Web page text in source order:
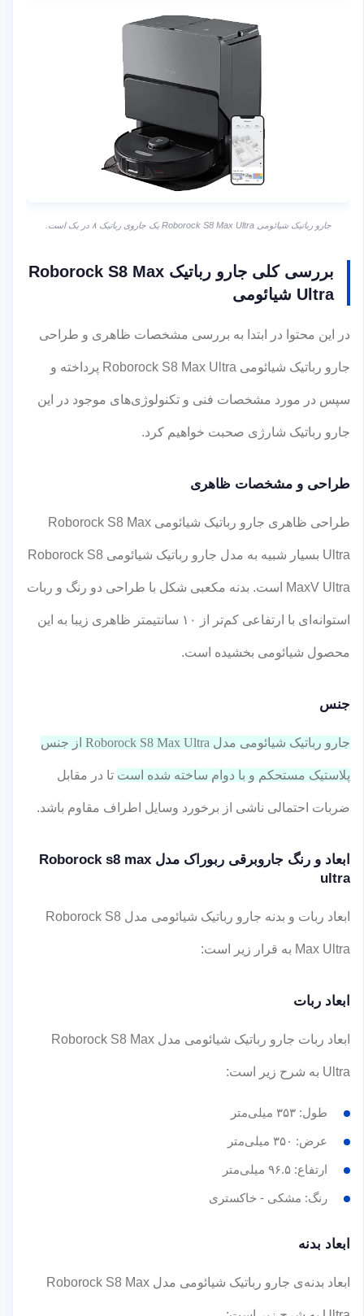
جارو رباتیک شیائومی Roborock S8 Max Ultra یک جاروی رباتیک ۸ در یک است.
بررسی کلی جارو رباتیک Roborock S8 Max
Ultra شیائومی
در این محتوا در ابتدا به بررسی مشخصات ظاهری و طراحی
جارو رباتیک شیائومی Roborock S8 Max Ultra پرداخته و
سپس در مورد مشخصات فنی و تکنولوژی‌های موجود در این
جارو رباتیک شارژی صحبت خواهیم کرد.
طراحی و مشخصات ظاهری
طراحی ظاهری جارو رباتیک شیائومی Roborock S8 Max
Ultra بسیار شبیه به مدل جارو رباتیک شیائومی Roborock S8
MaxV Ultra است. بدنه مکعبی شکل با طراحی دو رنگ و ربات
استوانه‌ای با ارتفاعی کم‌تر از ۱۰ سانتیمتر ظاهری زیبا به این
محصول شیائومی بخشیده است.
جنس
جارو رباتیک شیائومی مدل Roborock S8 Max Ultra از جنس
پلاستیک مستحکم و با دوام ساخته شده است تا در مقابل
ضربات احتمالی ناشی از برخورد وسایل اطراف مقاوم باشد.
ابعاد و رنگ جاروبرقی ربوراک مدل Roborock s8 max
ultra
ابعاد ربات و بدنه جارو رباتیک شیائومی مدل Roborock S8
Max Ultra به قرار زیر است:
ابعاد ربات
ابعاد ربات جارو رباتیک شیائومی مدل Roborock S8 Max
Ultra به شرح زیر است:
طول: ۳۵۳ میلی‌متر
عرض: ۳۵۰ میلی‌متر
ارتفاع: ۹۶.۵ میلی‌متر
رنگ: مشکی - خاکستری
ابعاد بدنه
ابعاد بدنه‌ی جارو رباتیک شیائومی مدل Roborock S8 Max